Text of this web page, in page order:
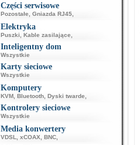
Części serwisowe
Pozostałe Gniazda RJ45,
Elektryka
Puszki Kable zasilające
Inteligentny dom
Wszystkie
Karty sieciowe
Wszystkie
Komputery
KVM, Bluetooth, Dyski twarde
Kontrolery sieciowe
Wszystkie
Media konwertery
VDSL xCOAX BNC,